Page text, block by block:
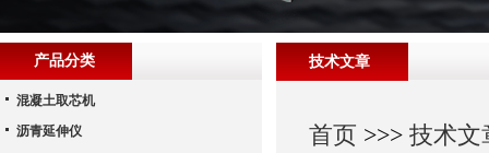
技术文章
首页 >>> 技术文
产品分类
混凝土取芯机
沥青延伸仪